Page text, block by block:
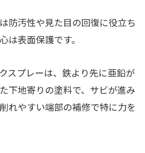
防汚性や見た目の回復に役立ち
は表面保護です。
スプレーは、鉄より先に亜鉛が
下地寄りの塗料で、サビが進み
れやすい端部の補修で特に力を